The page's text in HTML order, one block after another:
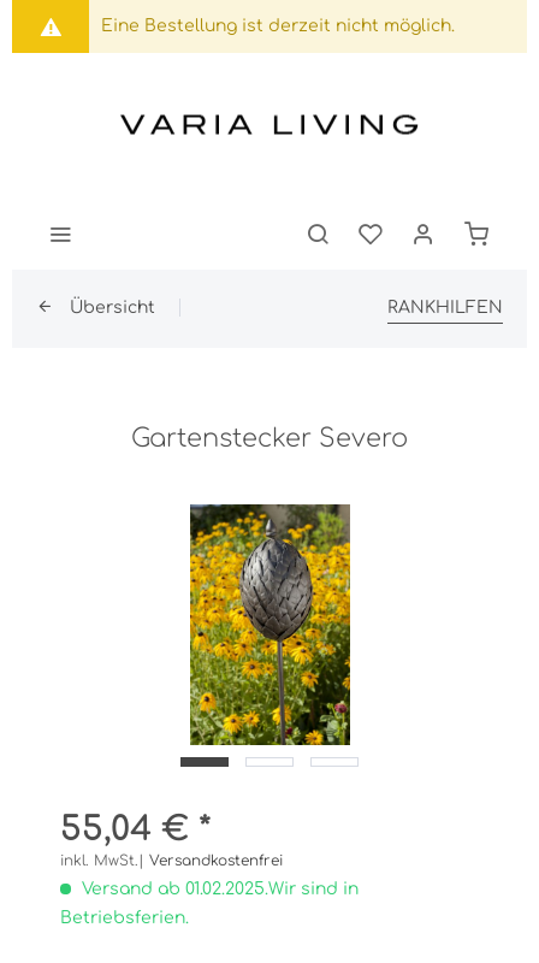
Eine Bestellung ist derzeit nicht möglich.
Übersicht RANKHILFEN
Gartenstecker Severo
55,04 € *
inkl. MwSt.| Versandkostenfrei
Versand ab 01.02.2025.Wir sind in
Betriebsferien.